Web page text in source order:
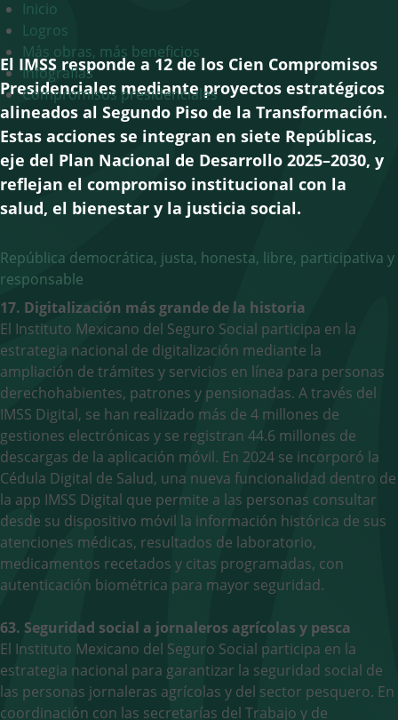
navigation
Inicio
Logros
Más obras, más beneficios
Infografías
Compromisos presidenciales
El IMSS responde a 12 de los Cien Compromisos
Presidenciales mediante proyectos estratégicos
alineados al Segundo Piso de la Transformación.
Estas acciones se integran en siete Repúblicas,
eje del Plan Nacional de Desarrollo 2025–2030, y
reflejan el compromiso institucional con la
salud, el bienestar y la justicia social.
República democrática, justa, honesta, libre, participativa y
responsable
17. Digitalización más grande de la historia
El Instituto Mexicano del Seguro Social participa en la
estrategia nacional de digitalización mediante la
ampliación de trámites y servicios en línea para personas
derechohabientes, patrones y pensionadas. A través del
IMSS Digital, se han realizado más de 4 millones de
gestiones electrónicas y se registran 44.6 millones de
descargas de la aplicación móvil. En 2024 se incorporó la
Cédula Digital de Salud, una nueva funcionalidad dentro de
la app IMSS Digital que permite a las personas consultar
desde su dispositivo móvil la información histórica de sus
atenciones médicas, resultados de laboratorio,
medicamentos recetados y citas programadas, con
autenticación biométrica para mayor seguridad.
63. Seguridad social a jornaleros agrícolas y pesca
El Instituto Mexicano del Seguro Social participa en la
estrategia nacional para garantizar la seguridad social de
las personas jornaleras agrícolas y del sector pesquero. En
coordinación con las secretarías del Trabajo y de